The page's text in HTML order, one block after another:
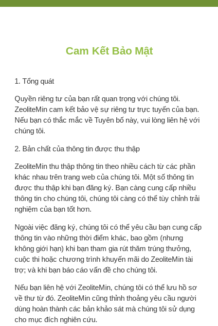
Cam Kết Bảo Mật
1. Tổng quát
Quyền riêng tư của bạn rất quan trọng với chúng tôi.
ZeoliteMin cam kết bảo vệ sự riêng tư trực tuyến của bạn.
Nếu bạn có thắc mắc về Tuyên bố này, vui lòng liên hệ với
chúng tôi.
2. Bản chất của thông tin được thu thập
ZeoliteMin thu thập thông tin theo nhiều cách từ các phần
khác nhau trên trang web của chúng tôi. Một số thông tin
được thu thập khi bạn đăng ký. Bạn càng cung cấp nhiều
thông tin cho chúng tôi, chúng tôi càng có thể tùy chỉnh trải
nghiệm của bạn tốt hơn.
Ngoài việc đăng ký, chúng tôi có thể yêu cầu bạn cung cấp
thông tin vào những thời điểm khác, bao gồm (nhưng
không giới hạn) khi bạn tham gia rút thăm trúng thưởng,
cuộc thi hoặc chương trình khuyến mãi do ZeoliteMin tài
trợ; và khi bạn báo cáo vấn đề cho chúng tôi.
Nếu bạn liên hệ với ZeoliteMin, chúng tôi có thể lưu hồ sơ
về thư từ đó. ZeoliteMin cũng thỉnh thoảng yêu cầu người
dùng hoàn thành các bản khảo sát mà chúng tôi sử dụng
cho mục đích nghiên cứu.